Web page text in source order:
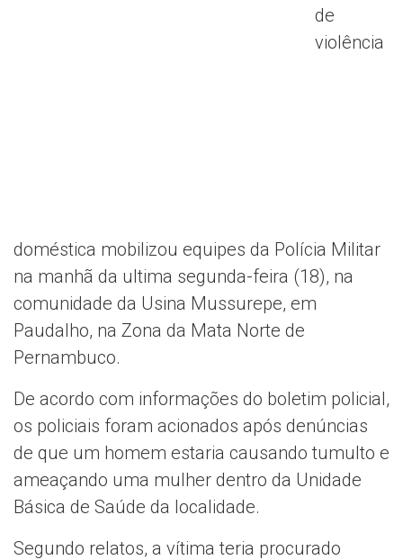
de
violência
doméstica mobilizou equipes da Polícia Militar
na manhã da ultima segunda-feira (18), na
comunidade da Usina Mussurepe, em
Paudalho, na Zona da Mata Norte de
Pernambuco.
De acordo com informações do boletim policial,
os policiais foram acionados após denúncias
de que um homem estaria causando tumulto e
ameaçando uma mulher dentro da Unidade
Básica de Saúde da localidade.
Segundo relatos, a vítima teria procurado